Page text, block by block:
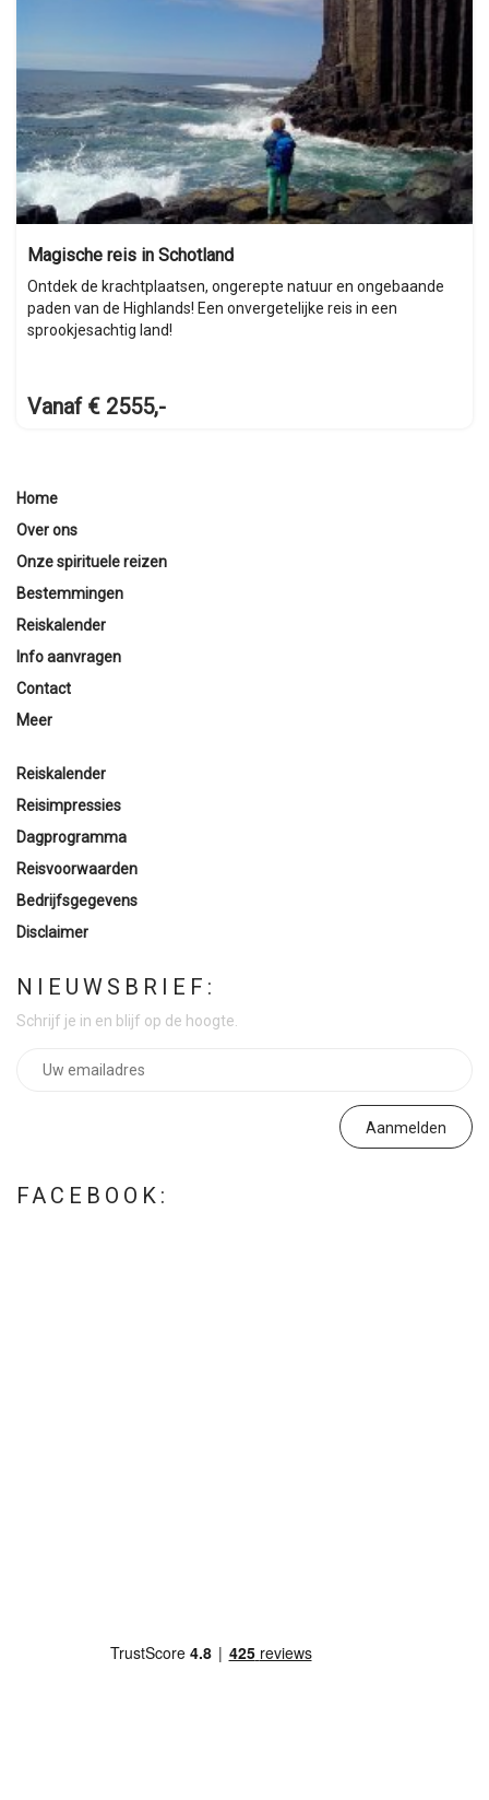
Magische reis in Schotland
Ontdek de krachtplaatsen, ongerepte natuur en ongebaande
paden van de Highlands! Een onvergetelijke reis in een
sprookjesachtig land!
Vanaf € 2555,-
Home
Over ons
Onze spirituele reizen
Bestemmingen
Reiskalender
Info aanvragen
Contact
Meer
Reiskalender
Reisimpressies
Dagprogramma
Reisvoorwaarden
Bedrijfsgegevens
Disclaimer
NIEUWSBRIEF:
Schrijf je in en blijf op de hoogte.
FACEBOOK: